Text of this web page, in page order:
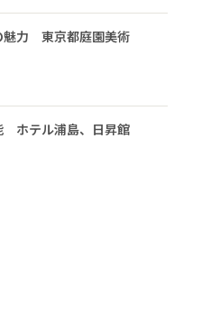
魅力 東京都庭園美術
ホテル浦島、日昇館